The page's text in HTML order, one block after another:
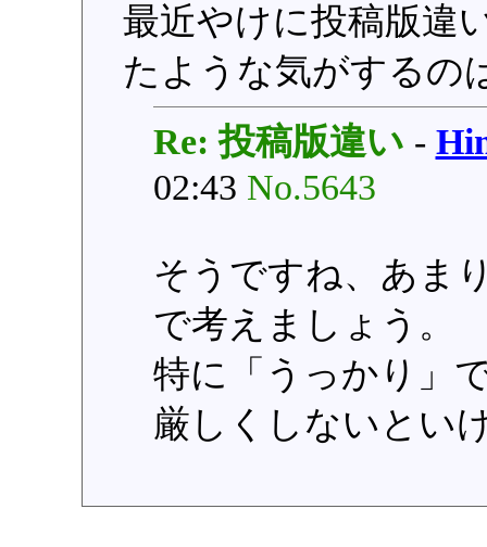
最近やけに投稿版違
たような気がするの
Re: 投稿版違い -
02:43 No.5643
そうですね、あま
で考えましょう。
特に「うっかり」
厳しくしないとい